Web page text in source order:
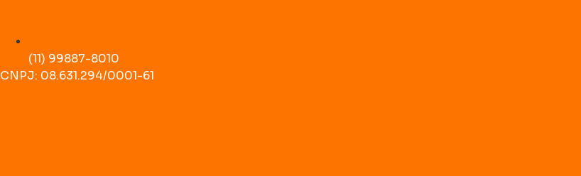
(11) 99887-8010
CNPJ: 08.631.294/0001-61